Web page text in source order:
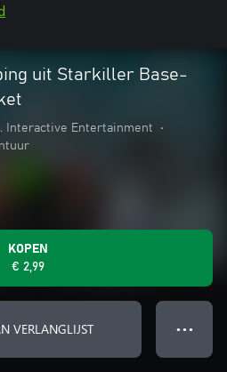
uit Starkiller Base-
Interactive Entertainment
•
KOPEN
€ 2,99
VERLANGLIJST ● ● ●